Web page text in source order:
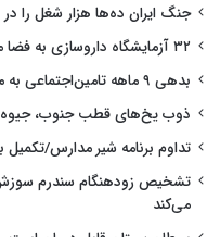
جنگ ایران ده‌ها هزار شغل را در
۳۲ آزمایشگاه داروسازی به فضا می‌روند
بدهی ۹ ماهه تامین‌اجتماعی به مراکز دیالیز
ذوب یخ‌های قطب جنوب، جیوه
تداوم برنامه شیر مدارس/تکمیل
تشخیص زودهنگام سندرم
می‌کند